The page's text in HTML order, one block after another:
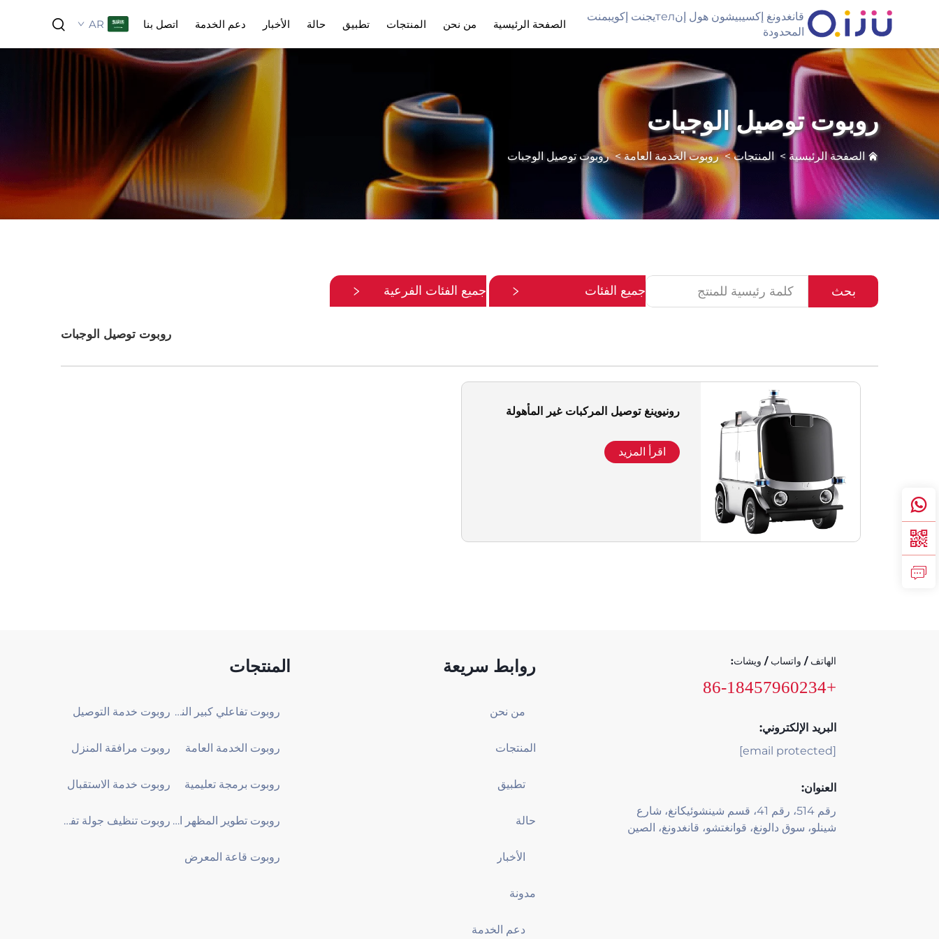
قانغدونغ إكسيبيشون هول إنтелيجنت إكويبمنت
المحدودة
الصفحة الرئيسية من نحن المنتجات تطبيق حالة الأخبار دعم الخدمة اتصل بنا AR
روبوت توصيل الوجبات
الصفحة الرئيسية >المنتجات>روبوت الخدمة العامة>روبوت توصيل الوجبات
جميع الفئات جميع الفئات الفرعية بحث
روبوت توصيل الوجبات
رونيوينغ توصيل المركبات غير المأهولة
اقرأ المزيد
الهاتف / واتساب / ويشات:
+86-18457960234
البريد الإلكتروني:
[email protected]
العنوان:
رقم 514، رقم 41، قسم شينشوئيكانغ، شارع
شينلو، سوق دالونغ، قوانغتشو، قانغدونغ، الصين
روابط سريعة
من نحن
المنتجات
تطبيق
حالة
الأخبار
مدونة
دعم الخدمة
المنتجات
روبوت تفاعلي كبير النموذج روبوت خدمة التوصيل
روبوت الخدمة العامة روبوت مرافقة المنزل
روبوت برمجة تعليمية روبوت خدمة الاستقبال
روبوت تطوير المظهر المخصص روبوت تنظيف جولة تفقدية
روبوت قاعة المعرض